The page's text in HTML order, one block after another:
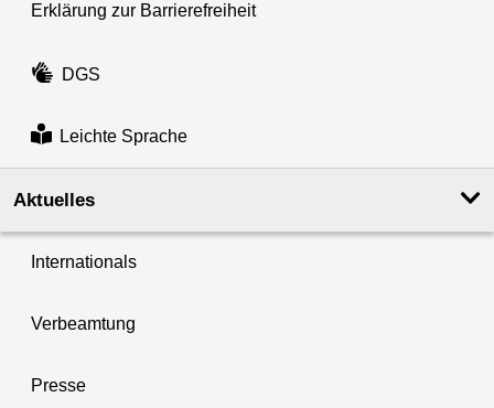
Erklärung zur Barrierefreiheit
DGS
Leichte Sprache
Aktuelles
Internationals
Verbeamtung
Presse